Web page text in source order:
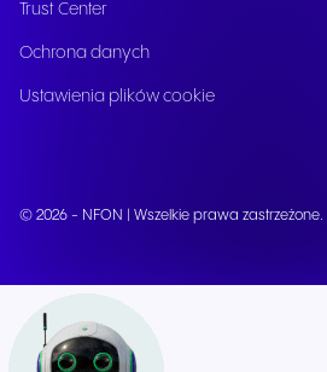
Trust Center
Ochrona danych
Ustawienia plików cookie
© 2026 - NFON | Wszelkie prawa zastrzeżone.